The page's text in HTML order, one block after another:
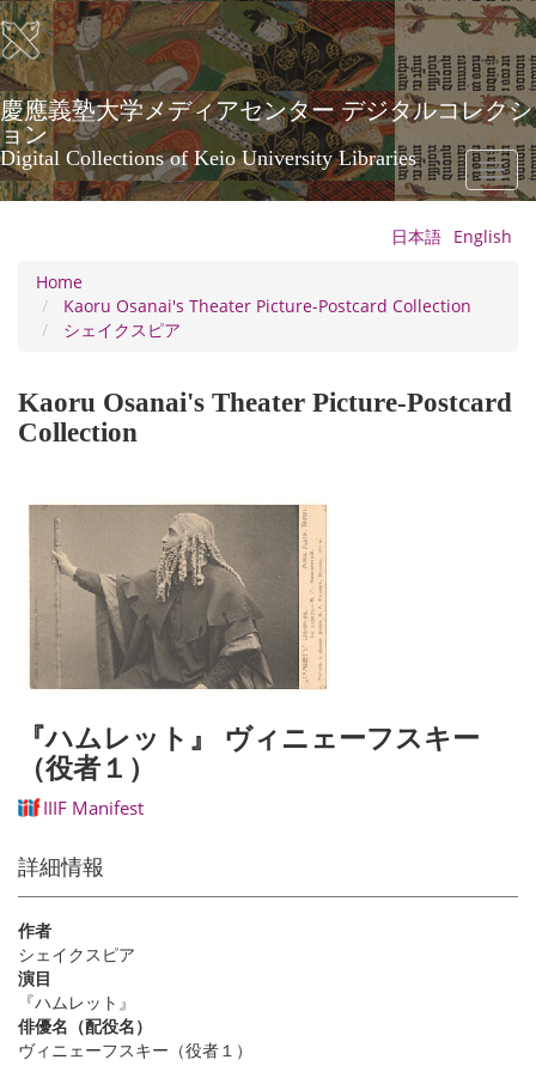
Skip
to
main
content
慶應義塾大学メディアセンター デジタルコレクシ
ョン
Digital Collections of Keio University Libraries
Toggle
日本語 English
Home
Kaoru Osanai's Theater Picture-Postcard Collection
シェイクスピア
Kaoru Osanai's Theater Picture-Postcard
Collection
『ハムレット』 ヴィニェーフスキー
（役者１）
IIIF Manifest
詳細情報
作者
シェイクスピア
演目
『ハムレット』
俳優名（配役名）
ヴィニェーフスキー（役者１）